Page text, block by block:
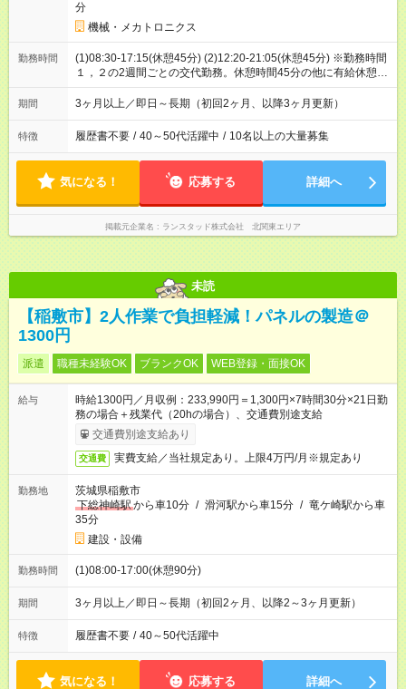
分
機械・メカトロニクス
勤務時間
(1)08:30-17:15(休憩45分) (2)12:20-21:05(休憩45分) ※勤務時間
１，２の2週間ごとの交代勤務。休憩時間45分の他に有給休憩が
25分あり。
期間 3ヶ月以上／即日～長期（初回2ヶ月、以降3ヶ月更新）
特徴 履歴書不要 / 40～50代活躍中 / 10名以上の大量募集
気になる！ 応募する 詳細へ
掲載元企業名 ランスタッド株式会社 北関東エリア
未読
【稲敷市】2人作業で負担軽減！パネルの製造＠
1300円
派遣 職種未経験OK ブランクOK WEB登録・面接OK
給与
時給1300円／月収例：233,990円＝1,300円×7時間30分×21日勤
務の場合＋残業代（20hの場合）、交通費別途支給
交通費別途支給あり
交通費 実費支給／当社規定あり。上限4万円/月※規定あり
勤務地
茨城県稲敷市
下総神崎駅から車10分 / 滑河駅から車15分 / 竜ケ崎駅から車
35分
建設・設備
勤務時間 (1)08:00-17:00(休憩90分)
期間 3ヶ月以上／即日～長期（初回2ヶ月、以降2～3ヶ月更新）
特徴 履歴書不要 / 40～50代活躍中
気になる！ 応募する 詳細へ